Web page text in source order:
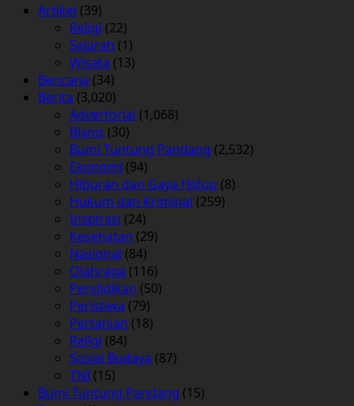
Artikel (39)
Religi (22)
Sejarah (1)
Wisata (13)
Bencana (34)
Berita (3,020)
Advertorial (1,068)
Bisnis (30)
Bumi Tuntung Pandang (2,532)
Ekonomi (94)
Hiburan dan Gaya Hidup (8)
Hukum dan Kriminal (259)
Inspirasi (24)
Kesehatan (29)
Nasional (84)
Olahraga (116)
Pendidikan (50)
Peristiwa (79)
Pertanian (18)
Religi (84)
Sosial Budaya (87)
TNI (15)
Bumi Tuntung Pandang (15)